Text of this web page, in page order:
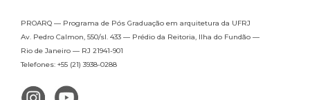
PROARQ — Programa de Pós Graduação em arquitetura da UFRJ
Av. Pedro Calmon, 550/sl. 433 — Prédio da Reitoria, Ilha do Fundão —
Rio de Janeiro — RJ 21941-901
Telefones: +55 (21) 3938-0288